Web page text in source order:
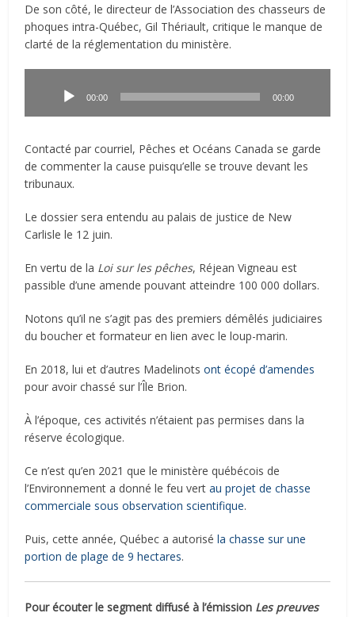
De son côté, le directeur de l’Association des chasseurs de
phoques intra-Québec, Gil Thériault, critique le manque de
clarté de la réglementation du ministère.
00:00 00:00
Contacté par courriel, Pêches et Océans Canada se garde
de commenter la cause puisqu’elle se trouve devant les
tribunaux.
Le dossier sera entendu au palais de justice de New
Carlisle le 12 juin.
En vertu de la Loi sur les pêches, Réjean Vigneau est
passible d’une amende pouvant atteindre 100 000 dollars.
Notons qu’il ne s’agit pas des premiers démêlés judiciaires
du boucher et formateur en lien avec le loup-marin.
En 2018, lui et d’autres Madelinotsont écopé d’amendes
pour avoir chassé sur l’Île Brion.
À l’époque, ces activités n’étaient pas permises dans la
réserve écologique.
Ce n’est qu’en 2021 que le ministère québécois de
l’Environnement a donné le feu vertau projet de chasse
commerciale sous observation scientifique.
Puis, cette année, Québec a autoriséla chasse sur une
portion de plage de 9 hectares.
Pour écouter le segment diffusé à l’émission Les preuves